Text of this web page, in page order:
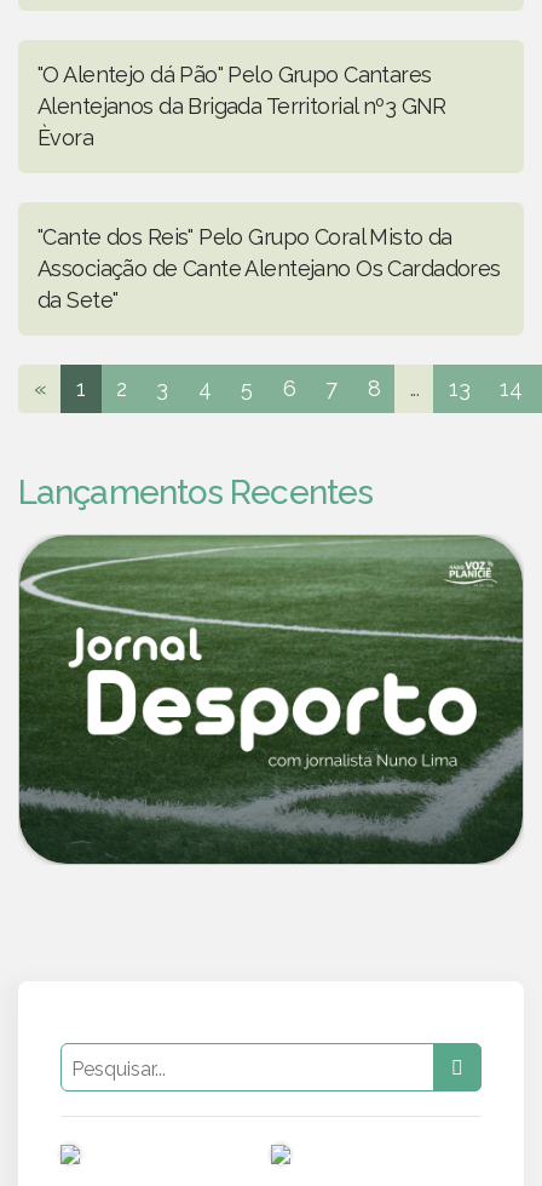
"O Alentejo dá Pão" Pelo Grupo Cantares
Alentejanos da Brigada Territorial nº3 GNR
Èvora
"Cante dos Reis" Pelo Grupo Coral Misto da
Associação de Cante Alentejano Os Cardadores
da Sete"
« 1 2 3 4 5 6 7 8 ... 13 14
Lançamentos Recentes